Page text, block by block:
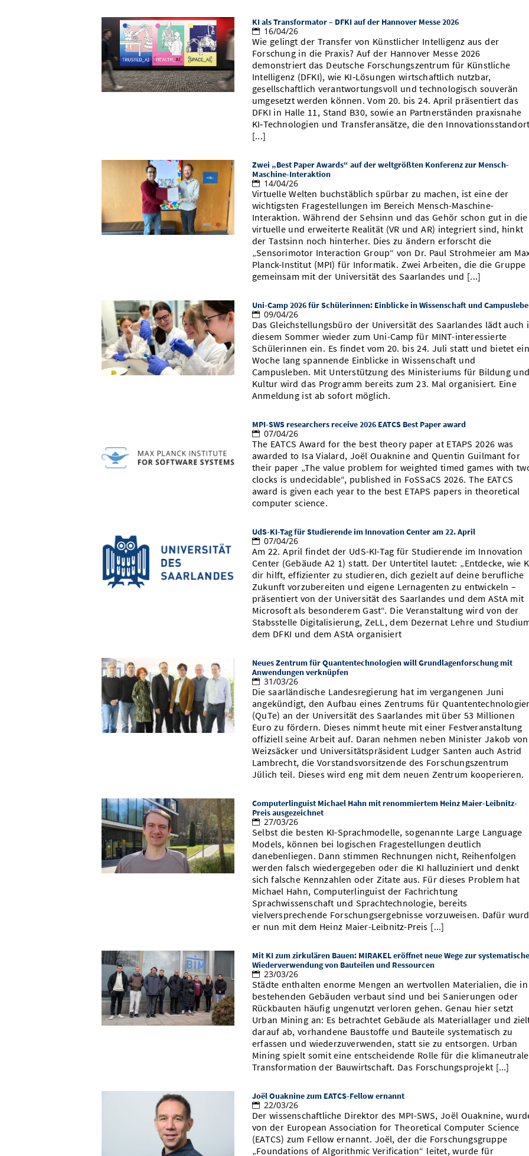
KI als Transformator – DFKI auf der Hannover Messe 2026
16/04/26
Wie gelingt der Transfer von Künstlicher Intelligenz aus der
Forschung in die Praxis? Auf der Hannover Messe 2026
demonstriert das Deutsche Forschungszentrum für Künstliche
Intelligenz (DFKI), wie KI‑Lösungen wirtschaftlich nutzbar,
gesellschaftlich verantwortungsvoll und technologisch souverän
umgesetzt werden können. Vom 20. bis 24. April präsentiert das
DFKI in Halle 11, Stand B30, sowie an Partnerständen praxisnahe
KI‑Technologien und Transferansätze, die den Innovationsstandort
[...]
Zwei „Best Paper Awards“ auf der weltgrößten Konferenz zur Mensch-
Maschine-Interaktion
14/04/26
Virtuelle Welten buchstäblich spürbar zu machen, ist eine der
wichtigsten Fragestellungen im Bereich Mensch-Maschine-
Interaktion. Während der Sehsinn und das Gehör schon gut in die
virtuelle und erweiterte Realität (VR und AR) integriert sind, hinkt
der Tastsinn noch hinterher. Dies zu ändern erforscht die
„Sensorimotor Interaction Group“ von Dr. Paul Strohmeier am
Planck-Institut (MPI) für Informatik. Zwei Arbeiten, die die Gruppe
gemeinsam mit der Universität des Saarlandes und [...]
Uni-Camp 2026 für Schülerinnen: Einblicke in Wissenschaft und
09/04/26
Das Gleichstellungsbüro der Universität des Saarlandes lädt auch
diesem Sommer wieder zum Uni-Camp für MINT-interessierte
Schülerinnen ein. Es findet vom 20. bis 24. Juli statt und bietet
Woche lang spannende Einblicke in Wissenschaft und
Campusleben. Mit Unterstützung des Ministeriums für Bildung und
Kultur wird das Programm bereits zum 23. Mal organisiert. Eine
Anmeldung ist ab sofort möglich.
MPI-SWS researchers receive 2026 EATCS Best Paper award
07/04/26
The EATCS Award for the best theory paper at ETAPS 2026 was
awarded to Isa Vialard, Joël Ouaknine and Quentin Guilmant for
their paper „The value problem for weighted timed games with
clocks is undecidable“, published in FoSSaCS 2026. The EATCS
award is given each year to the best ETAPS papers in theoretical
computer science.
UdS-KI-Tag für Studierende im Innovation Center am 22. April
07/04/26
Am 22. April findet der UdS-KI-Tag für Studierende im Innovation
Center (Gebäude A2 1) statt. Der Untertitel lautet: „Entdecke, wie
dir hilft, effizienter zu studieren, dich gezielt auf deine berufliche
Zukunft vorzubereiten und eigene Lernagenten zu entwickeln –
präsentiert von der Universität des Saarlandes und dem AStA mit
Microsoft als besonderem Gast“. Die Veranstaltung wird von der
Stabsstelle Digitalisierung, ZeLL, dem Dezernat Lehre und
dem DFKI und dem AStA organisiert
Neues Zentrum für Quantentechnologien will Grundlagenforschung mit
Anwendungen verknüpfen
31/03/26
Die saarländische Landesregierung hat im vergangenen Juni
angekündigt, den Aufbau eines Zentrums für
(QuTe) an der Universität des Saarlandes mit über 53 Millionen
Euro zu fördern. Dieses nimmt heute mit einer Festveranstaltung
offiziell seine Arbeit auf. Daran nehmen neben Minister Jakob von
Weizsäcker und Universitätspräsident Ludger Santen auch Astrid
Lambrecht, die Vorstandsvorsitzende des Forschungszentrum
Jülich teil. Dieses wird eng mit dem neuen Zentrum kooperieren.
Computerlinguist Michael Hahn mit renommiertem Heinz Maier-Leibnitz-
Preis ausgezeichnet
27/03/26
Selbst die besten KI-Sprachmodelle, sogenannte Large Language
Models, können bei logischen Fragestellungen deutlich
danebenliegen. Dann stimmen Rechnungen nicht, Reihenfolgen
werden falsch wiedergegeben oder die KI halluziniert und denkt
sich falsche Kennzahlen oder Zitate aus. Für dieses Problem hat
Michael Hahn, Computerlinguist der Fachrichtung
Sprachwissenschaft und Sprachtechnologie, bereits
vielversprechende Forschungsergebnisse vorzuweisen. Dafür
er nun mit dem Heinz Maier-Leibnitz-Preis [...]
Mit KI zum zirkulären Bauen: MIRAKEL eröffnet neue Wege zur
Wiederverwendung von Bauteilen und Ressourcen
23/03/26
Städte enthalten enorme Mengen an wertvollen Materialien, die in
bestehenden Gebäuden verbaut sind und bei Sanierungen oder
Rückbauten häufig ungenutzt verloren gehen. Genau hier setzt
Urban Mining an: Es betrachtet Gebäude als Materiallager und
darauf ab, vorhandene Baustoffe und Bauteile systematisch zu
erfassen und wiederzuverwenden, statt sie zu entsorgen. Urban
Mining spielt somit eine entscheidende Rolle für die klimaneutrale
Transformation der Bauwirtschaft. Das Forschungsprojekt [...]
Joël Ouaknine zum EATCS-Fellow ernannt
22/03/26
Der wissenschaftliche Direktor des MPI-SWS, Joël Ouaknine,
von der European Association for Theoretical Computer Science
(EATCS) zum Fellow ernannt. Joël, der die Forschungsgruppe
„Foundations of Algorithmic Verification“ leitet, wurde für